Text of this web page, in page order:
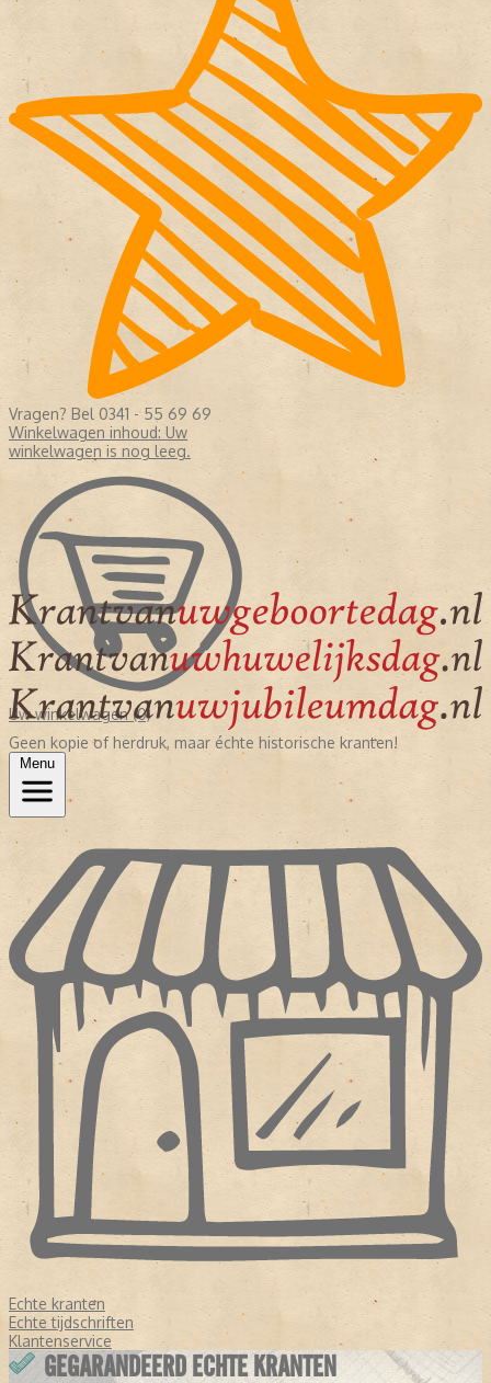
Vragen? Bel 0341 - 55 69 69
Winkelwagen inhoud: Uw
winkelwagen is nog leeg.
Uw winkelwagen (0)
Geen kopie of herdruk, maar échte historische kranten!
Menu
Echte kranten
Echte tijdschriften
Klantenservice
GEGARANDEERD ECHTE KRANTEN